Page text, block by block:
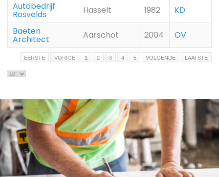
Autobedrijf
Rosvelds Hasselt 1982
KD
Baeten
Architect Aarschot 2004 OV
EERSTE VORIGE 1 2 3 4 5 VOLGENDE LAATSTE